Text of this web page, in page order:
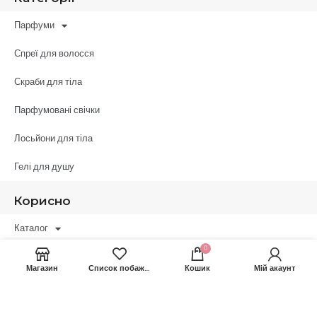
Парфуми
Спреї для волосся
Скраби для тіла
Парфумовані свічки
Лосьйони для тіла
Гелі для душу
Корисно
Каталог
Про нас
Магазин Список побажань
0
Кошик Мій акаунт